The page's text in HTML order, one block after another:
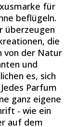
für
beflügeln.
überzeugen
die
von der Natur
und
es, sich
Parfum
ganz eigene
- wie ein
auf dem